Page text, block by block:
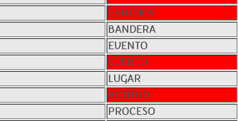
ESTUDIOS
BANDERA
EVENTO
EVENTO
LUGAR
ACTITUD
PROCESO